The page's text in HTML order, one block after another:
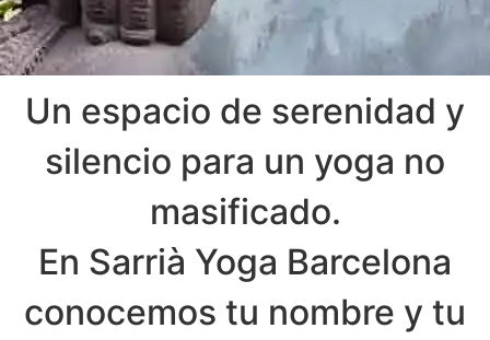
Un espacio de serenidad y
silencio para un yoga no
masificado.
En Sarrià Yoga Barcelona
conocemos tu nombre y tu